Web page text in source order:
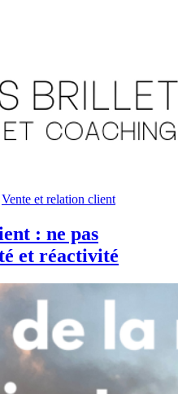
Vente et relation client
: ne pas
et réactivité